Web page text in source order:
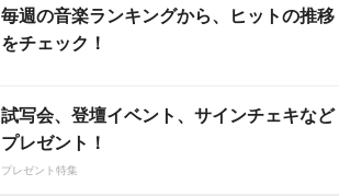
毎週の音楽ランキングから、ヒットの推移
をチェック！
試写会、登壇イベント、サインチェキなど
プレゼント！
プレゼント特集